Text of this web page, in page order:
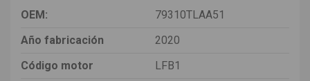
OEM:
79310TLAA51
Año fabricación
2020
Código motor
LFB1